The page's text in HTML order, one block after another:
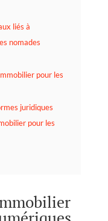
liés à
nomades
pour les
juridiques
pour les